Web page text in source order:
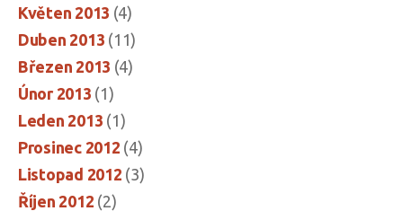
Květen 2013 (4)
Duben 2013 (11)
Březen 2013 (4)
Únor 2013 (1)
Leden 2013 (1)
Prosinec 2012 (4)
Listopad 2012 (3)
Říjen 2012 (2)